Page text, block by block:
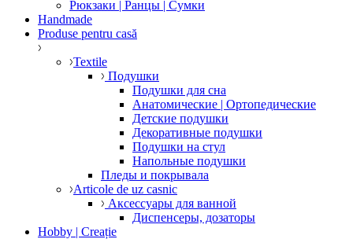
Рюкзаки | Ранцы | Сумки
Handmade
Produse pentru casă
Textile
Подушки
Подушки для сна
Анатомические | Ортопедические
Детские подушки
Декоративные подушки
Подушки на стул
Напольные подушки
Пледы и покрывала
Articole de uz casnic
Аксессуары для ванной
Диспенсеры, дозаторы
Hobby | Creație